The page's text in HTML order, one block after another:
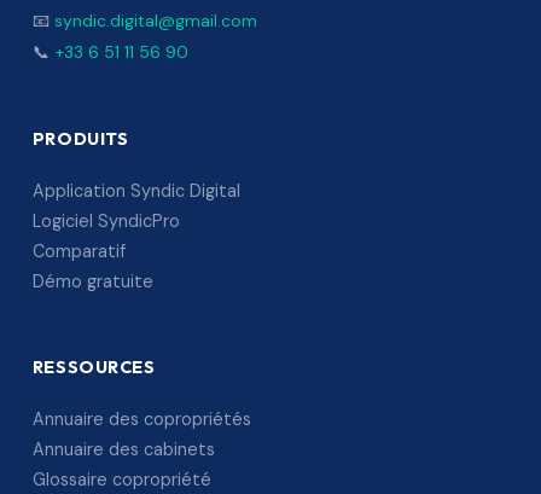
📧 syndic.digital@gmail.com
📞 +33 6 51 11 56 90
PRODUITS
Application Syndic Digital
Logiciel SyndicPro
Comparatif
Démo gratuite
RESSOURCES
Annuaire des copropriétés
Annuaire des cabinets
Glossaire copropriété